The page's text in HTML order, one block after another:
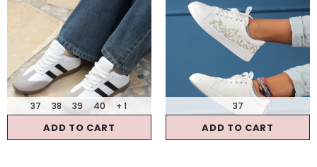
ADD TO CART
37 38 39 40 + 1
ADD TO CART
37